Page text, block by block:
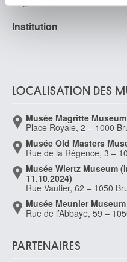
partageons également
notre site avec nos
publicité et d'analyse, qui
avec d'autres
Institution
LOCALISATION DES
Musée Magritte Museum
Place Royale, 2 – 1000
Musée Old Masters
Rue de la Régence, 3 –
Musée Wiertz Museum
11.10.2024)
Rue Vautier, 62 – 1050
Musée Meunier Museum
Rue de l’Abbaye, 59 –
PARTENAIRES